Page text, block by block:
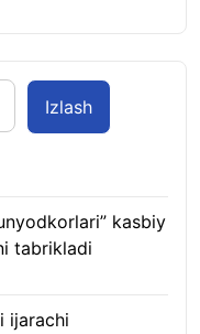
Izlash
kasbiy
tabrikladi
ijarachi